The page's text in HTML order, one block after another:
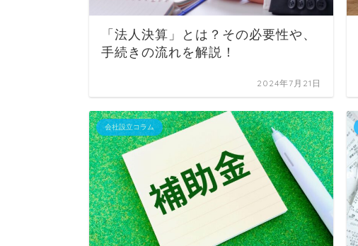
「法人決算」とは？その必要性や、
手続きの流れを解説！
2024年7月21日
会社設立コラム